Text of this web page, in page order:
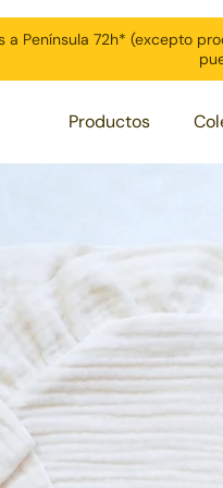
a Península 72h* (excepto
Productos